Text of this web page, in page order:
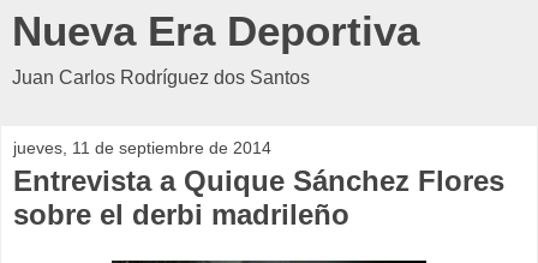
Nueva Era Deportiva
Juan Carlos Rodríguez dos Santos
jueves, 11 de septiembre de 2014
Entrevista a Quique Sánchez Flores
sobre el derbi madrileño